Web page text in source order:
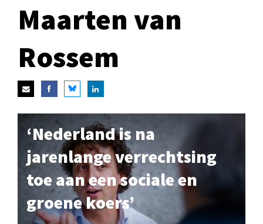
Maarten van
Rossem
‘Nederland is na
jarenlange verrechtsing
toe aan een sociale en
groene koers’